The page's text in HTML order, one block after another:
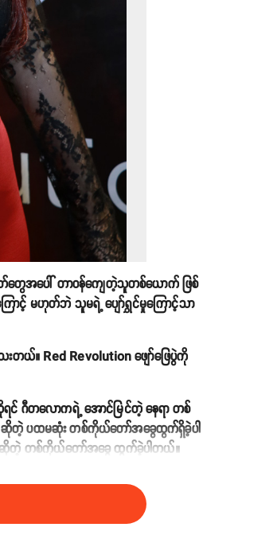
တွေအပေါ် တာဝန်ကျေတဲ့သူတစ်ယောက် ဖြစ်
ောင့် မဟုတ်ဘဲ သူမရဲ့ ပျော်ရွှင်မှုကြောင့်သာ
တယ်။ Red Revolution ဖျော်ဖြေပွဲကို
င် ဂီတလောကရဲ့ အောင်မြင်တဲ့ နေရာ တစ်
’’ ဆိုတဲ့ ပထမဆုံး တစ်ကိုယ်တော်အခွေထွက်ရှိခဲ့ပါ
ဆိုတဲ့ တစ်ကိုယ်တော်အခွေ ထွက်ခဲ့ပါတယ်။